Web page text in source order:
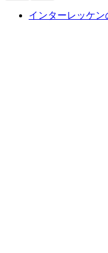
インターレッケ